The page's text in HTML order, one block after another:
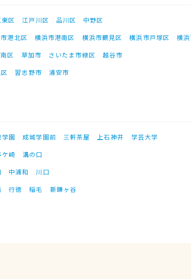
区 江戸川区 品川区
中野区
港北区 横浜市港南区 横浜市鶴見区 横浜市戸塚区
横
区 草加市 さいたま市緑区
越谷市
習志野市 浦安市
学園 成城学園前 三軒茶屋 上石神井
学芸大学
ケ崎
溝の口
中浦和
川口
行徳 稲毛 新鎌ヶ谷